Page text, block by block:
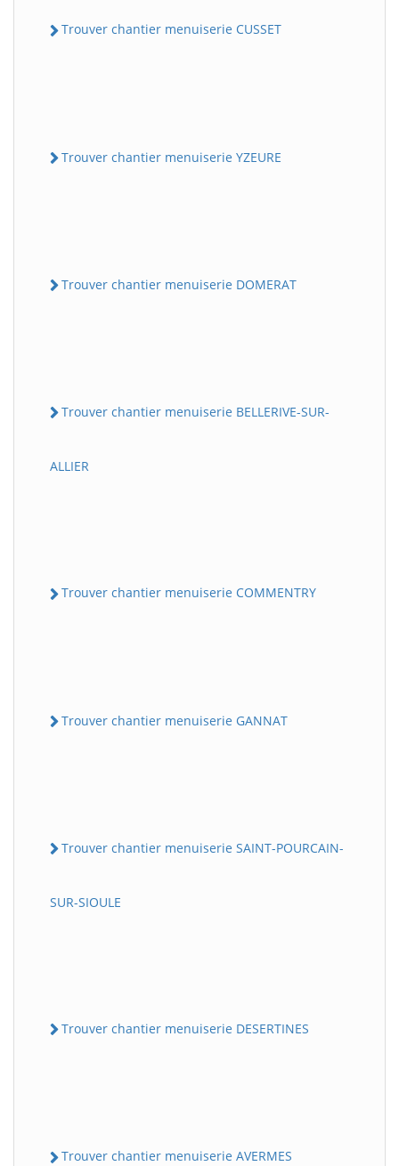
Trouver chantier menuiserie CUSSET
Trouver chantier menuiserie YZEURE
Trouver chantier menuiserie DOMERAT
Trouver chantier menuiserie BELLERIVE-SUR-
ALLIER
Trouver chantier menuiserie COMMENTRY
Trouver chantier menuiserie GANNAT
Trouver chantier menuiserie SAINT-POURCAIN-
SUR-SIOULE
Trouver chantier menuiserie DESERTINES
Trouver chantier menuiserie AVERMES